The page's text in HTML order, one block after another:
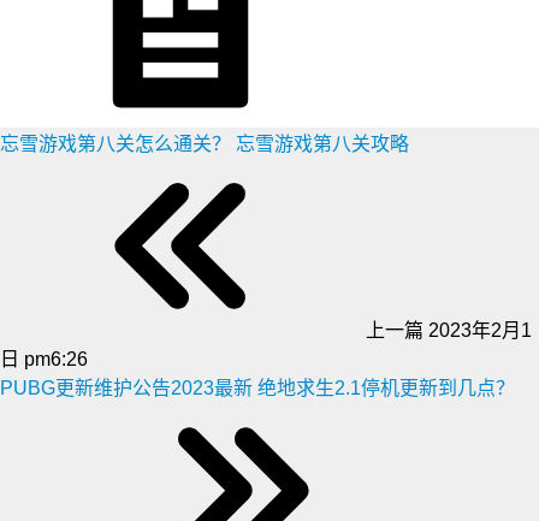
忘雪游戏第八关怎么通关？ 忘雪游戏第八关攻略
上一篇 2023年2月1
日 pm6:26
PUBG更新维护公告2023最新 绝地求生2.1停机更新到几点？